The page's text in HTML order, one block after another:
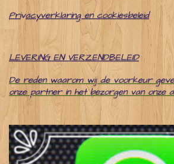
Privacyverklaring en cookiesbeleid
LEVERING EN VERZENDBELEID
De reden waarom wij de voorkeur
onze partner in het bezorgen van onze